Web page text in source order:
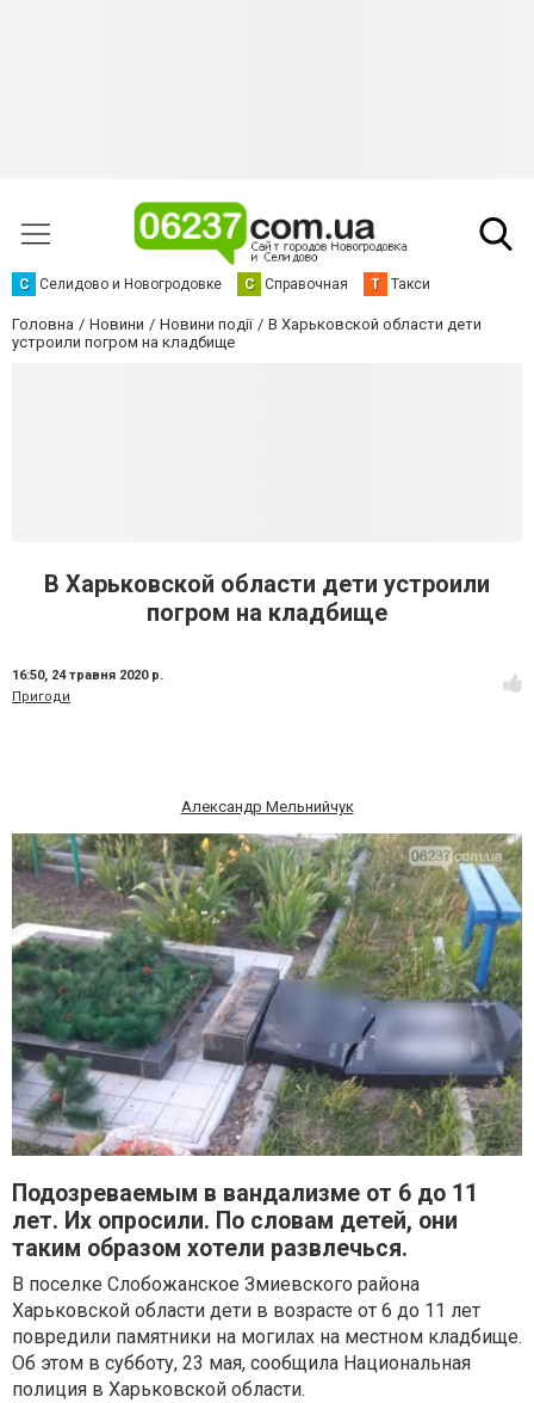
С Селидово и Новогродовке С Справочная Т Такси
Головна Новини Новини події
В Харьковской области дети
устроили погром на кладбище
В Харьковской области дети устроили
погром на кладбище
16:50, 24 травня 2020 р.
Пригоди
Александр Мельнийчук
Подозреваемым в вандализме от 6 до 11
лет. Их опросили. По словам детей, они
таким образом хотели развлечься.
В поселке Слобожанское Змиевского района
Харьковской области дети в возрасте от 6 до 11 лет
повредили памятники на могилах на местном кладбище.
Об этом в субботу, 23 мая, сообщила Национальная
полиция в Харьковской области.